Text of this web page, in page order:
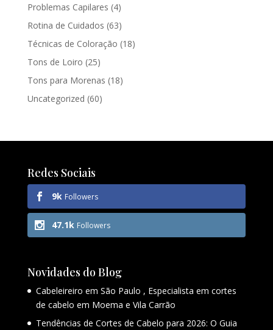
Problemas Capilares (4)
Rotina de Cuidados (63)
Técnicas de Coloração (18)
Tons de Loiro (25)
Tons para Morenas (18)
Uncategorized (60)
Redes Sociais
9k Followers
47.1k Followers
Novidades do Blog
Cabeleireiro em São Paulo , Especialista em cortes
de cabelo em Moema e Vila Carrão
Tendências de Cortes de Cabelo para 2026: O Guia